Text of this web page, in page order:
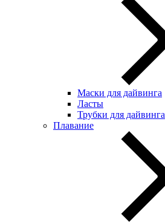
Маски для дайвинга
Ласты
Трубки для дайвинга
Плавание